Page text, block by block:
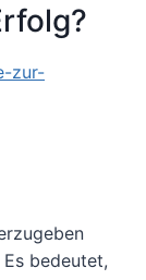
zur-
bedeutet,